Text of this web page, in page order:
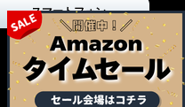
スマートフォン